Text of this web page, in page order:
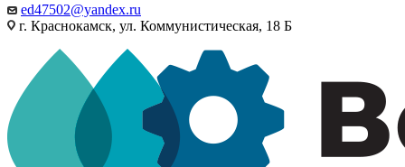
ed47502@yandex.ru
г. Краснокамск, ул. Коммунистическая, 18 Б